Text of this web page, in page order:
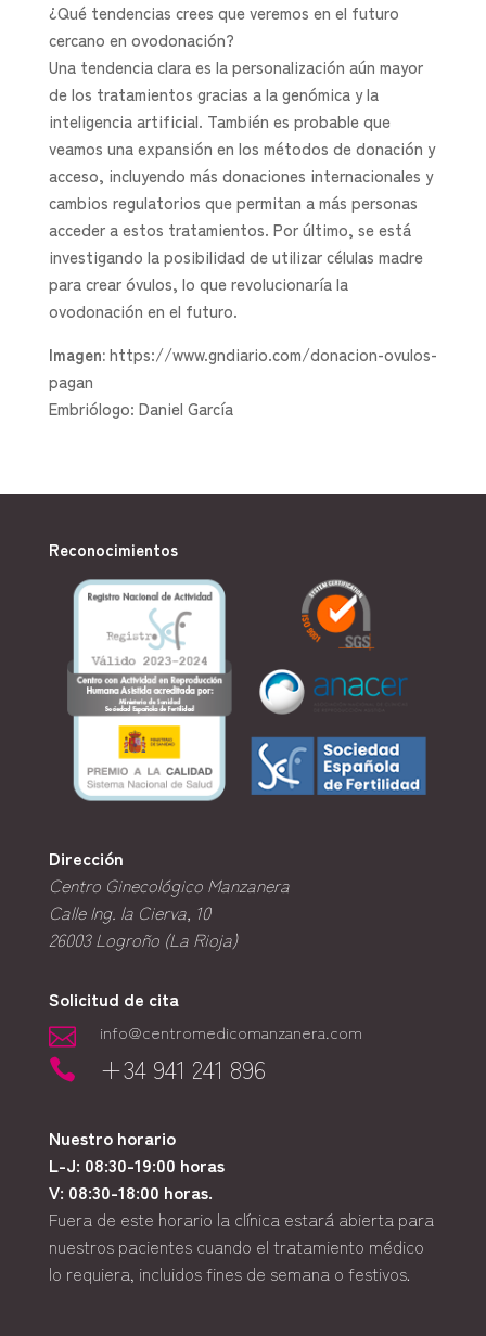
¿Qué tendencias crees que veremos en el futuro
cercano en ovodonación?
Una tendencia clara es la personalización aún mayor
de los tratamientos gracias a la genómica y la
inteligencia artificial. También es probable que
veamos una expansión en los métodos de donación y
acceso, incluyendo más donaciones internacionales y
cambios regulatorios que permitan a más personas
acceder a estos tratamientos. Por último, se está
investigando la posibilidad de utilizar células madre
para crear óvulos, lo que revolucionaría la
ovodonación en el futuro.
Imagen:https://www.gndiario.com/donacion-ovulos-
pagan
Embriólogo: Daniel García
Reconocimientos
Dirección
Centro Ginecológico Manzanera
Calle Ing. la Cierva, 10
26003Logroño (La Rioja)
Solicitud de cita
 info@centromedicomanzanera.com
 +34 941 241 896
Nuestro horario
L-J: 08:30-19:00 horas
V: 08:30-18:00 horas.
Fuera de este horario la clínica estará abierta para
nuestros pacientes cuando el tratamiento médico
lo requiera, incluidos fines de semana o festivos.